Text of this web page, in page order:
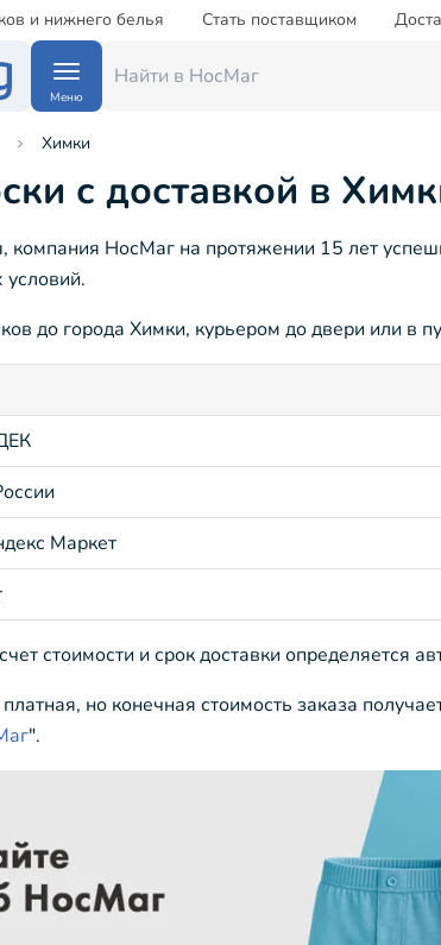
и нижнего белья Стать поставщиком
Меню
Химки
с доставкой в
НосМаг на протяжении 15 лет
до города Химки, курьером до двери или в
Маркет
стоимости и срок доставки определяется
но конечная стоимость заказа
".